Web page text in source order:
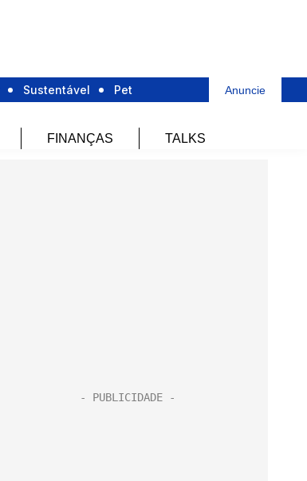
Sustentável Pet Anuncie
FINANÇAS TALKS